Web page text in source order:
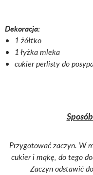
Dekoracja:
1 żółtko
1 łyżka mleka
cukier perlisty do
Przygotować zaczyn. W
cukier i mąkę, do tego
Zaczyn odstawić